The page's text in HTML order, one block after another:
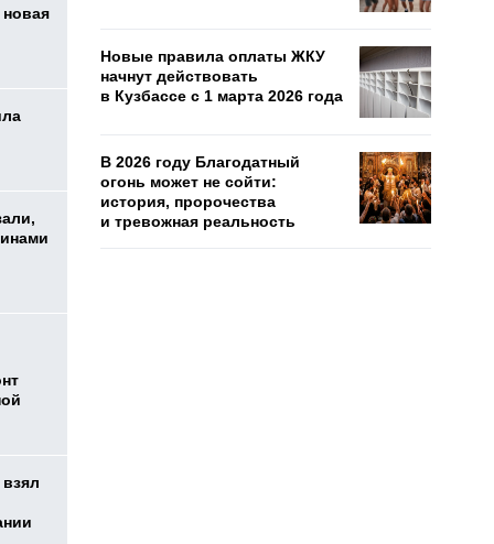
Новые правила оплаты ЖКУ
начнут действовать
в Кузбассе с 1 марта 2026 года
В 2026 году Благодатный
огонь может не сойти:
история, пророчества
и тревожная реальность